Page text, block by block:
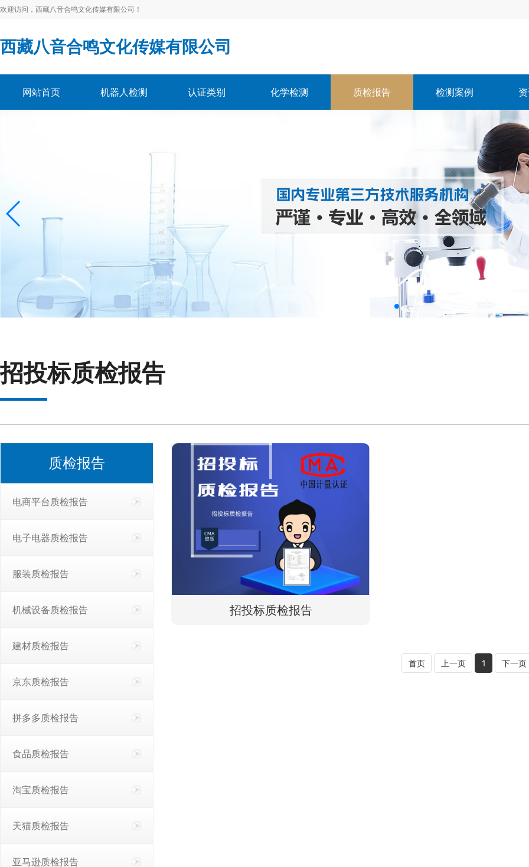
欢迎访问，西藏八音合鸣文化传媒有限公司！
西藏八音合鸣文化传媒有限公司
网站首页 机器人检测 认证类别 化学检测 质检报告 检测案例
招投标质检报告
质检报告
电商平台质检报告
电子电器质检报告
服装质检报告
机械设备质检报告
建材质检报告
京东质检报告
拼多多质检报告
食品质检报告
淘宝质检报告
天猫质检报告
亚马逊质检报告
招投标质检报告
首页 上一页 1 下一页